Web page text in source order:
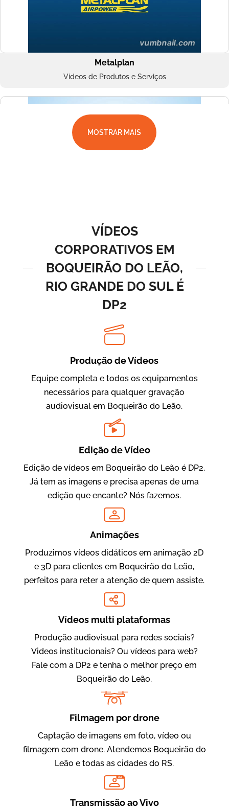
Metalplan
Vídeos de Produtos e Serviços
BRF Parceiros
Vídeos de Integração e Segurança
Oftalmocare
Vídeo Institucional
Amigo Edu
Vídeos Publicitários
Evolucional
Vídeos para Treinamentos
MOSTRAR MAIS
VÍDEOS
CORPORATIVOS EM
BOQUEIRÃO DO LEÃO,
RIO GRANDE DO SUL É
DP2
Produção de Vídeos
Equipe completa e todos os equipamentos
necessários para qualquer gravação
audiovisual em Boqueirão do Leão.
Edição de Vídeo
Edição de vídeos em Boqueirão do Leão é DP2.
Já tem as imagens e precisa apenas de uma
edição que encante? Nós fazemos.
Animações
Produzimos vídeos didáticos em animação 2D
e 3D para clientes em Boqueirão do Leão,
perfeitos para reter a atenção de quem assiste.
Vídeos multi plataformas
Produção audiovisual para redes sociais?
Videos institucionais? Ou vídeos para web?
Fale com a DP2 e tenha o melhor preço em
Boqueirão do Leão.
Filmagem por drone
Captação de imagens em foto, vídeo ou
filmagem com drone. Atendemos Boqueirão do
Leão e todas as cidades do RS.
LIVE
Transmissão ao Vivo